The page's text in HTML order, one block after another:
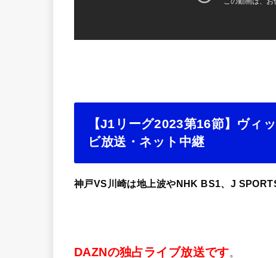
【J1リーグ2023第16節】ヴィ
ビ放送・ネット中継
神戸VS川崎は地上波やNHK BS1、J
DAZNの独占ライブ放送です。